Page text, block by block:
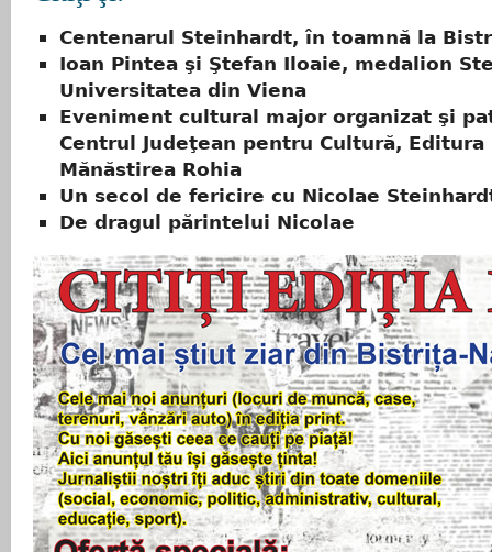
Centenarul Steinhardt, în toamnă la
Ioan Pintea şi Ştefan Iloaie, medalion
Universitatea din Viena
Eveniment cultural major organizat şi
Centrul Judeţean pentru Cultură, Editura
Mănăstirea Rohia
Un secol de fericire cu Nicolae
De dragul părintelui Nicolae